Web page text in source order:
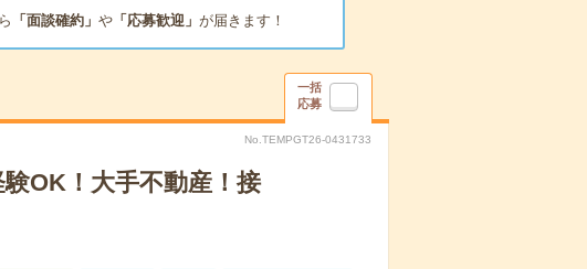
「面談確約」 や「応募歓迎」 が届きます！
一括
応募
No.TEMPGT26-0431733
OK！大手不動産！接